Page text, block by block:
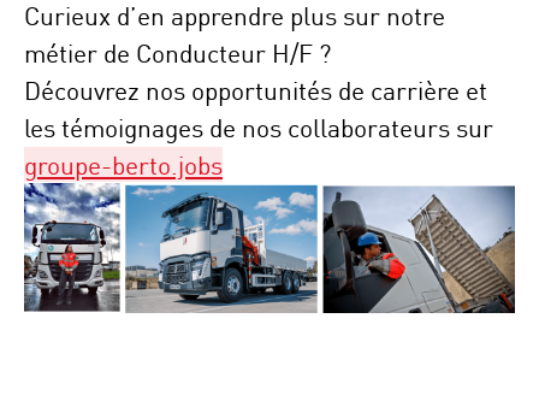
Curieux d’en apprendre plus sur notre
métier de Conducteur H/F ?
Découvrez nos opportunités de carrière et
les témoignages de nos collaborateurs sur
groupe-berto.jobs